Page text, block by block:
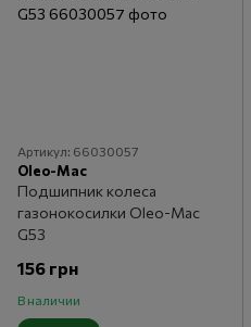
Артикул: 66030057
Oleo-Mac
Подшипник колеса
газонокосилки Oleo-Mac
G53
156 грн
В наличии